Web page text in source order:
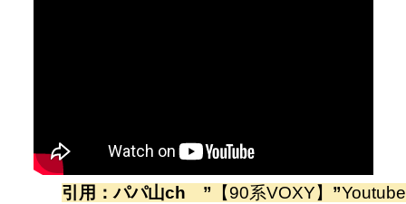
引用：パパ山ch ” 【90系VOXY】 ”Youtube